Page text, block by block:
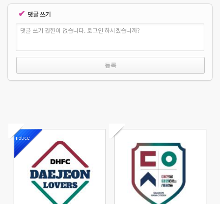
✔ 댓글 쓰기
댓글 쓰기 권한이 없습니다. 로그인 하시겠습니까?
notice